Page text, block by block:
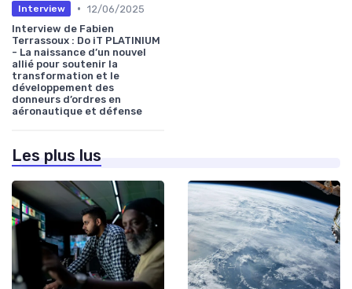
Interview • 12/06/2025
Interview de Fabien
Terrassoux : Do iT PLATINIUM
- La naissance d’un nouvel
allié pour soutenir la
transformation et le
développement des
donneurs d’ordres en
aéronautique et défense
Les plus lus